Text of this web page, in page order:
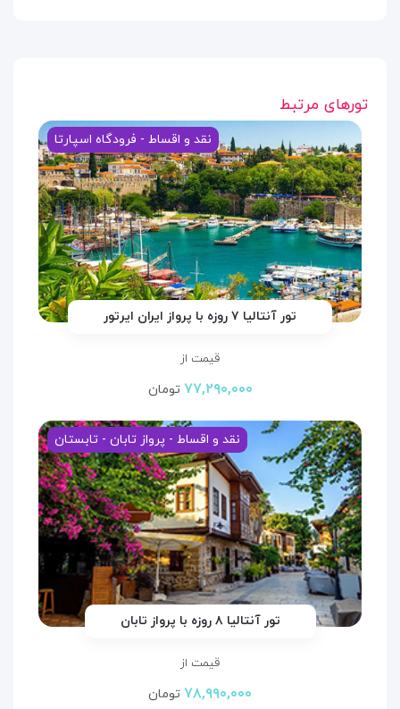
تورهای مرتبط
نقد و اقساط - فرودگاه اسپارتا
تور آنتالیا ۷ روزه با پرواز ایران ایرتور
قیمت از
۷۷,۲۹۰,۰۰۰ تومان
نقد و اقساط - پرواز تابان - تابستان
تور آنتالیا ۸ روزه با پرواز تابان
قیمت از
۷۸,۹۹۰,۰۰۰ تومان